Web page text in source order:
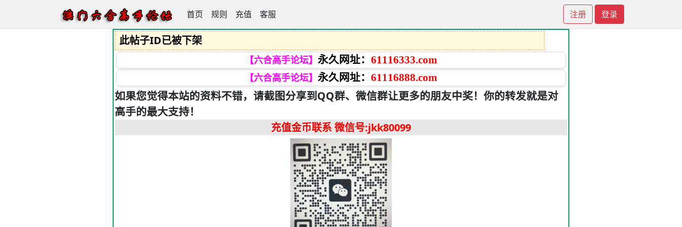
首页 规则 充值 客服 注册 登录
澳门六合高手论坛
此帖子ID已被下架
【六合高手论坛】 永久网址： 61116333.com
【六合高手论坛】 永久网址： 61116888.com
如果您觉得本站的资料不错，请截图分享到QQ群、微信群让更多的朋友中奖！你的转发就是对
高手的最大支持！
充值金币联系微信号:jkk80099